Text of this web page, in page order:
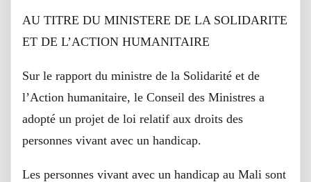
AU TITRE DU MINISTERE DE LA SOLIDARITE
ET DE L’ACTION HUMANITAIRE
Sur le rapport du ministre de la Solidarité et de
l’Action humanitaire, le Conseil des Ministres a
adopté un projet de loi relatif aux droits des
personnes vivant avec un handicap.
Les personnes vivant avec un handicap au Mali sont